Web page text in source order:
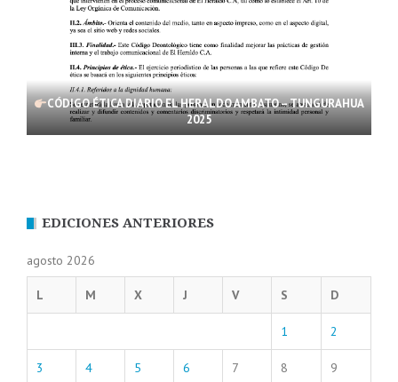
CÓDIGO ÉTICA DIARIO EL HERALDO AMBATO – TUNGURAHUA
2025
EDICIONES ANTERIORES
agosto 2026
L M X J V S D
1 2
3 4 5 6 7 8 9